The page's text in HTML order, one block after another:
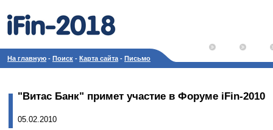
На главную - Поиск - Карта сайта - Письмо
"Витас Банк" примет участие в Форуме iFin-2010
05.02.2010